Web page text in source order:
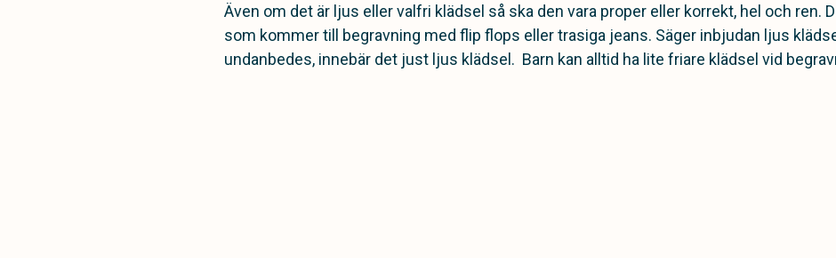
Även om det är ljus eller valfri klädsel så ska den vara proper eller korrekt, hel och ren.
som kommer till begravning med flip flops eller trasiga jeans. Säger inbjudan ljus
undanbedes, innebär det just ljus klädsel. Barn kan alltid ha lite friare klädsel vid